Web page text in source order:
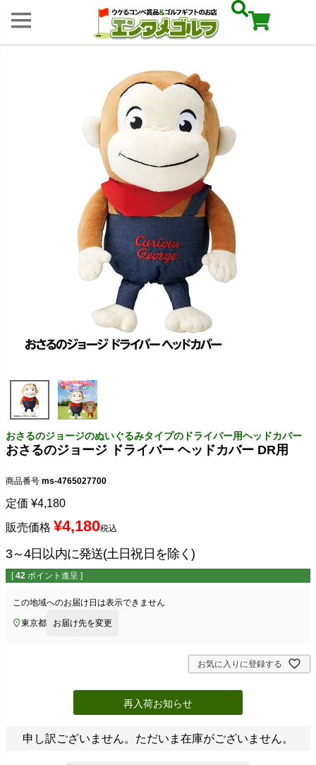
おさるのジョージのぬいぐるみタイプのドライバー用ヘッドカバー
おさるのジョージ ドライバー ヘッドカバー DR用
商品番号 ms-4765027700
定価 ¥4,180
販売価格 ¥4,180税込
3～4日以内に発送(土日祝日を除く)
[ 42 ポイント進呈 ]
この地域へのお届け日は表示できません
東京都 お届け先を変更
お気に入りに登録する
再入荷お知らせ
申し訳ございません。ただいま在庫がございません。